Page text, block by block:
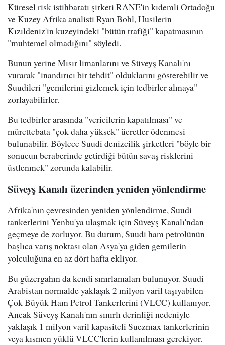
Küresel risk istihbaratı şirketi RANE'in kıdemli Ortadoğu
ve Kuzey Afrika analisti Ryan Bohl, Husilerin
Kızıldeniz'in kuzeyindeki "bütün trafiği" kapatmasının
"muhtemel olmadığını" söyledi.
Bunun yerine Mısır limanlarını ve Süveyş Kanalı'nı
vurarak "inandırıcı bir tehdit" olduklarını gösterebilir ve
Suudileri "gemilerini gizlemek için tedbirler almaya"
zorlayabilirler.
Bu tedbirler arasında "vericilerin kapatılması" ve
mürettebata "çok daha yüksek" ücretler ödenmesi
bulunabilir. Böylece Suudi denizcilik şirketleri "böyle bir
sonucun beraberinde getirdiği bütün savaş risklerini
üstlenmek" zorunda kalabilir.
Süveyş Kanalı üzerinden yeniden yönlendirme
Afrika'nın çevresinden yeniden yönlendirme, Suudi
tankerlerini Yenbu'ya ulaşmak için Süveyş Kanalı'ndan
geçmeye de zorluyor. Bu durum, Suudi ham petrolünün
başlıca varış noktası olan Asya'ya giden gemilerin
yolculuğuna en az dört hafta ekliyor.
Bu güzergahın da kendi sınırlamaları bulunuyor. Suudi
Arabistan normalde yaklaşık 2 milyon varil taşıyabilen
Çok Büyük Ham Petrol Tankerlerini (VLCC) kullanıyor.
Ancak Süveyş Kanalı'nın sınırlı derinliği nedeniyle
yaklaşık 1 milyon varil kapasiteli Suezmax tankerlerinin
veya kısmen yüklü VLCC'lerin kullanılması gerekiyor.